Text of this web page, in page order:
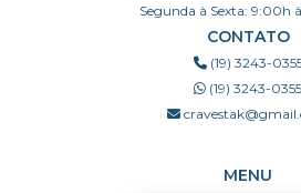
Segunda à Sexta: 9:00h
CONTATO
(19) 3243-
(19) 3243-0355
MENU